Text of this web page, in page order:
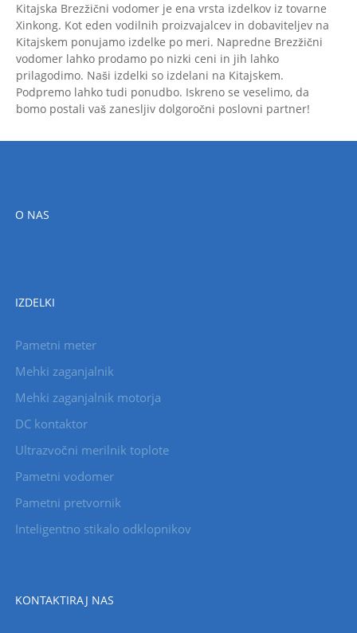
Kitajska Brezžični vodomer je ena vrsta izdelkov iz tovarne
Xinkong. Kot eden vodilnih proizvajalcev in dobaviteljev na
Kitajskem ponujamo izdelke po meri. Napredne Brezžični
vodomer lahko prodamo po nizki ceni in jih lahko
prilagodimo. Naši izdelki so izdelani na Kitajskem.
Podpremo lahko tudi ponudbo. Iskreno se veselimo, da
bomo postali vaš zanesljiv dolgoročni poslovni partner!
O NAS
IZDELKI
Pametni meter
Mehki zaganjalnik
Mehki zaganjalnik motorja
DC kontaktor
Ultrazvočni merilnik toplote
Pametni vodomer
Pametni pretvornik
Inteligentno stikalo odklopnikov
KONTAKTIRAJ NAS